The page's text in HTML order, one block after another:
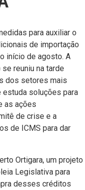
para auxiliar o
de importação
início de agosto. A
reuniu na tarde
dos setores mais
estuda soluções para
as ações
de crise e a
de ICMS para dar
Ortigara, um projeto
Legislativa para
desses créditos